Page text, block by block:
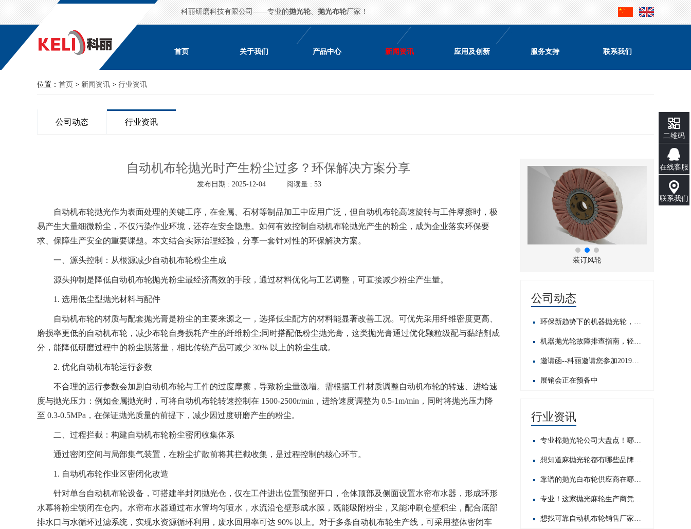
科丽研磨科技有限公司——专业的抛光轮、抛光布轮厂家！
首页 关于我们 产品中心 新闻资讯 应用及创新 服务支持 联系我们
位置： 首页 > 新闻资讯 > 行业资讯
公司动态 行业资讯
自动机布轮抛光时产生粉尘过多？环保解决方案分享
发布日期 : 2025-12-04 阅读量 : 53
自动机布轮抛光作为表面处理的关键工序，在金属、石材等制品加工中应用广泛，但自动机布轮高速旋转与工件摩擦时，极
易产生大量细微粉尘，不仅污染作业环境，还存在安全隐患。如何有效控制自动机布轮抛光产生的粉尘，成为企业落实环保要
求、保障生产安全的重要课题。本文结合实际治理经验，分享一套针对性的环保解决方案。
一、源头控制：从根源减少自动机布轮粉尘生成
源头抑制是降低自动机布轮抛光粉尘最经济高效的手段，通过材料优化与工艺调整，可直接减少粉尘产生量。
1. 选用低尘型抛光材料与配件
自动机布轮的材质与配套抛光膏是粉尘的主要来源之一，选择低尘配方的材料能显著改善工况。可优先采用纤维密度更高、
磨损率更低的自动机布轮，减少布轮自身损耗产生的纤维粉尘;同时搭配低粉尘抛光膏，这类抛光膏通过优化颗粒级配与黏结剂成
分，能降低研磨过程中的粉尘脱落量，相比传统产品可减少 30% 以上的粉尘生成。
2. 优化自动机布轮运行参数
不合理的运行参数会加剧自动机布轮与工件的过度摩擦，导致粉尘量激增。需根据工件材质调整自动机布轮的转速、进给速
度与抛光压力：例如金属抛光时，可将自动机布轮转速控制在 1500-2500r/min，进给速度调整为 0.5-1m/min，同时将抛光压力降
至 0.3-0.5MPa，在保证抛光质量的前提下，减少因过度研磨产生的粉尘。
二、过程拦截：构建自动机布轮粉尘密闭收集体系
通过密闭空间与局部集气装置，在粉尘扩散前将其拦截收集，是过程控制的核心环节。
1. 自动机布轮作业区密闭化改造
针对单台自动机布轮设备，可搭建半封闭抛光仓，仅在工件进出位置预留开口，仓体顶部及侧面设置水帘布水器，形成环形
水幕将粉尘锁闭在仓内。水帘布水器通过布水管均匀喷水，水流沿仓壁形成水膜，既能吸附粉尘，又能冲刷仓壁积尘，配合底部
排水口与水循环过滤系统，实现水资源循环利用，废水回用率可达 90% 以上。对于多条自动机布轮生产线，可采用整体密闭车
装订风轮
公司动态
环保新趋势下的机器抛光轮，发展前景如何？
机器抛光轮故障排查指南，轻松应对常见问题​
邀请函--科丽邀请您参加2019中国国际五金展
展销会正在预备中
行业资讯
专业棉抛光轮公司大盘点！哪家才是行业佼佼者？
想知道麻抛光轮都有哪些品牌？这里为你揭晓热门之选！
靠谱的抛光白布轮供应商在哪？这几家值得你重点关注！
专业！这家抛光麻轮生产商凭啥在行业内脱颖而出？
想找可靠自动机布轮销售厂家？这几家值得你重点关注！
二维码
在线客服
联系我们